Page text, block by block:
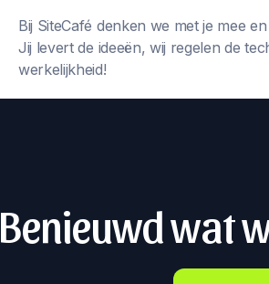
Bij SiteCafé denken we met je mee
Jij levert de ideeën, wij regelen de
werkelijkheid!
Benieuwd wat